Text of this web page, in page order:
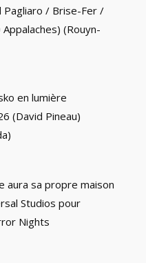
Pagliaro / Brise-Fer /
(Rouyn-
en lumière
(David Pineau)
aura sa propre maison
Studios pour
Nights